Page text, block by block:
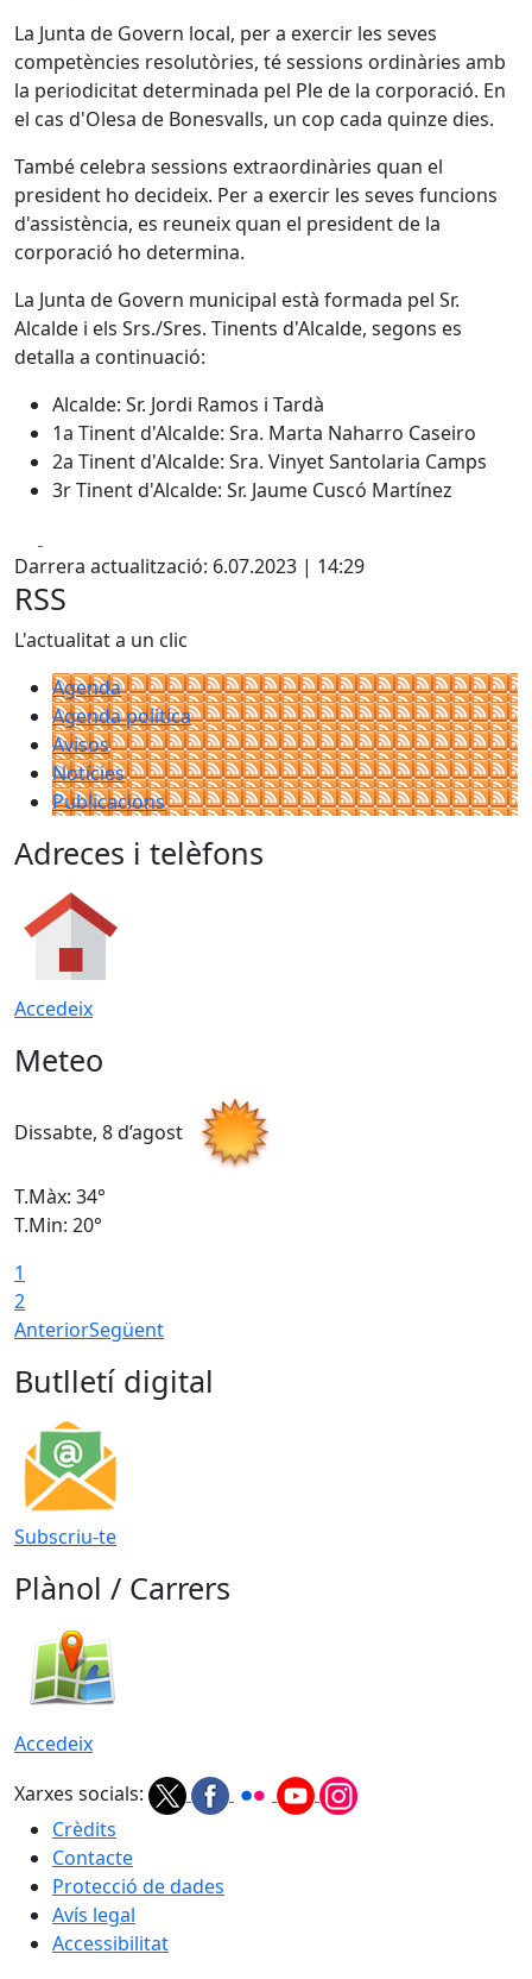
La Junta de Govern local, per a exercir les seves
competències resolutòries, té sessions ordinàries amb
la periodicitat determinada pel Ple de la corporació. En
el cas d'Olesa de Bonesvalls, un cop cada quinze dies.
També celebra sessions extraordinàries quan el
president ho decideix. Per a exercir les seves funcions
d'assistència, es reuneix quan el president de la
corporació ho determina.
La Junta de Govern municipal està formada pel Sr.
Alcalde i els Srs./Sres. Tinents d'Alcalde, segons es
detalla a continuació:
Alcalde: Sr. Jordi Ramos i Tardà
1a Tinent d'Alcalde: Sra. Marta Naharro Caseiro
2a Tinent d'Alcalde: Sra. Vinyet Santolaria Camps
3r Tinent d'Alcalde: Sr. Jaume Cuscó Martínez
Darrera actualització: 6.07.2023 | 14:29
RSS
L'actualitat a un clic
Agenda
Agenda política
Avisos
Notícies
Publicacions
Adreces i telèfons
Accedeix
Meteo
Dissabte, 8 d’agost
T.Màx: 34°
T.Min: 20°
1
2
AnteriorSegüent
Butlletí digital
Subscriu-te
Plànol / Carrers
Accedeix
Xarxes socials:
Crèdits
Contacte
Protecció de dades
Avís legal
Accessibilitat